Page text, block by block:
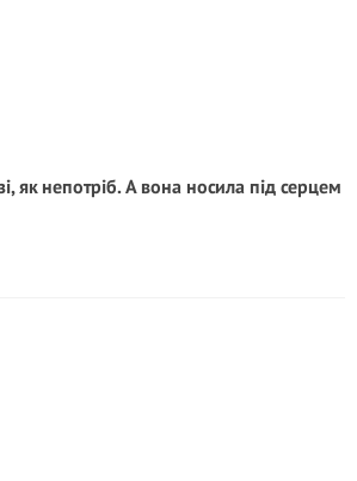
як непотріб. А вона носила під серцем